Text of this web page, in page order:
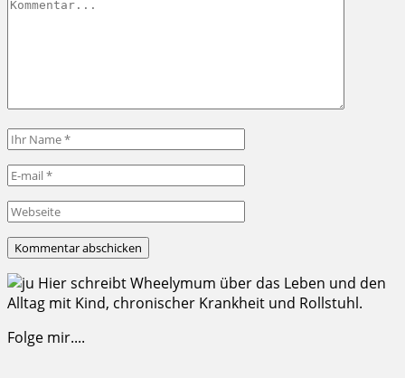
Hier schreibt Wheelymum über das Leben und den
Alltag mit Kind, chronischer Krankheit und Rollstuhl.
Folge mir....